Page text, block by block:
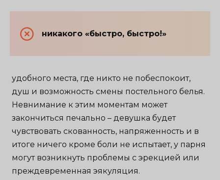
никакого «быстро, быстро!»
удобного места, где никто не побеспокоит,
душ и возможность смены постельного белья.
Невнимание к этим моментам может
закончиться печально – девушка будет
чувствовать скованность, напряженность и в
итоге ничего кроме боли не испытает, у парня
могут возникнуть проблемы с эрекцией или
преждевременная эякуляция.